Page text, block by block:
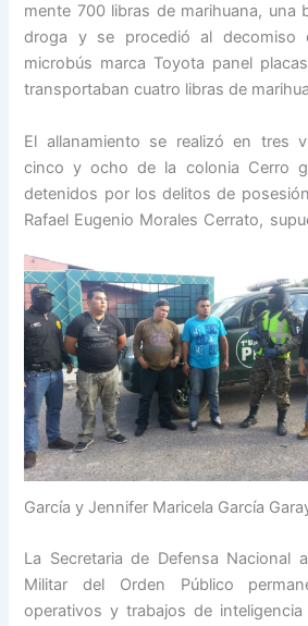
mente 700 libras de marihuana, una
droga y se procedió al decomiso
microbús marca Toyota panel
transportaban cuatro libras de
El allanamiento se realizó en tres
cinco y ocho de la colonia Cerro
detenidos por los delitos de
Rafael Eugenio Morales Cerrato,
García y Jennifer Maricela García
La Secretaria de Defensa Nacional
Militar del Orden Público
operativos y trabajos de